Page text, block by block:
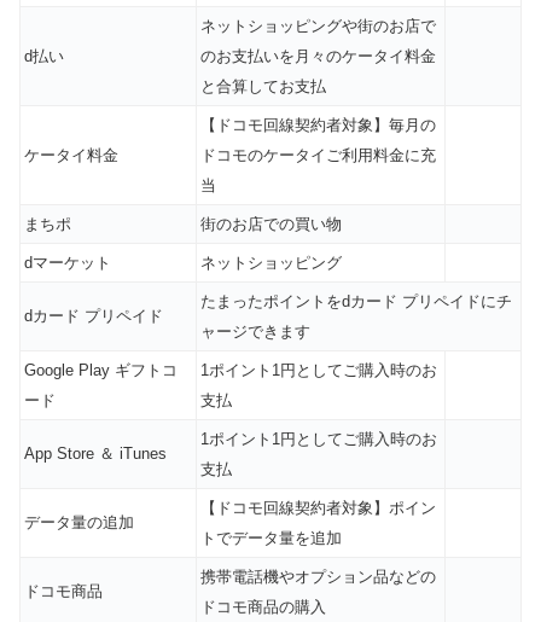
d払い
ネットショッピングや街のお店で
のお支払いを月々のケータイ料金
と合算してお支払
ケータイ料金
【ドコモ回線契約者対象】毎月の
ドコモのケータイご利用料金に充
当
まちポ 街のお店での買い物
dマーケット ネットショッピング
dカード プリペイド
たまったポイントをdカード プリペイドにチ
ャージできます
Google Play ギフトコ
ード
1ポイント1円としてご購入時のお
支払
App Store ＆ iTunes
1ポイント1円としてご購入時のお
支払
データ量の追加
【ドコモ回線契約者対象】ポイン
トでデータ量を追加
ドコモ商品
携帯電話機やオプション品などの
ドコモ商品の購入